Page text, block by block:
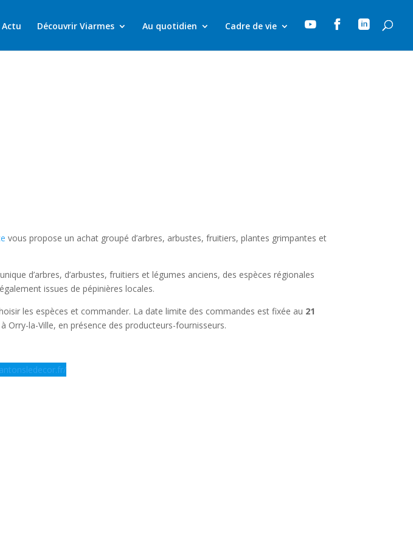
Actu Découvrir Viarmes Au quotidien Cadre de vie   
vous propose un achat groupé d’arbres, arbustes, fruitiers, plantes grimpantes et
d’arbres, d’arbustes, fruitiers et légumes anciens, des espèces régionales
issues de pépinières locales.
les espèces et commander. La date limite des commandes est fixée au 21
Orry-la-Ville, en présence des producteurs-fournisseurs.